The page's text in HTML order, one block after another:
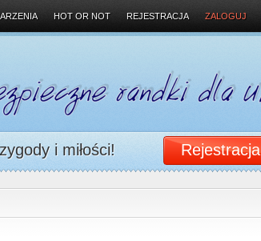
HOT OR NOT REJESTRACJA ZALOGUJ
i miłości! Rejestracja